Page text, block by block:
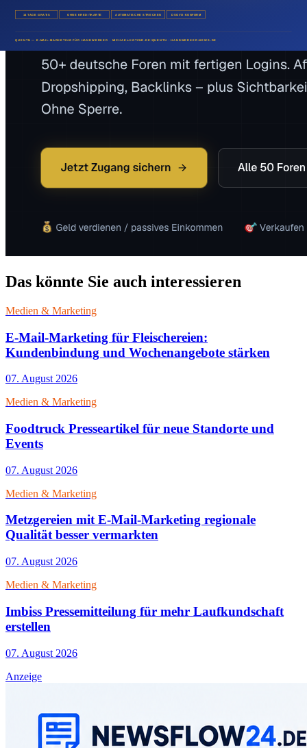
Das könnte Sie auch interessieren
Medien & Marketing
E-Mail-Marketing für Fleischereien:
Kundenbindung und Wochenangebote stärken
07. August 2026
Medien & Marketing
Foodtruck Presseartikel für neue Standorte und
Events
07. August 2026
Medien & Marketing
Metzgereien mit E-Mail-Marketing regionale
Qualität besser vermarkten
07. August 2026
Medien & Marketing
Imbiss Pressemitteilung für mehr Laufkundschaft
erstellen
07. August 2026
Anzeige